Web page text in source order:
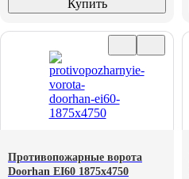
Купить
Противопожарные ворота
Doorhan EI60 1875х4750